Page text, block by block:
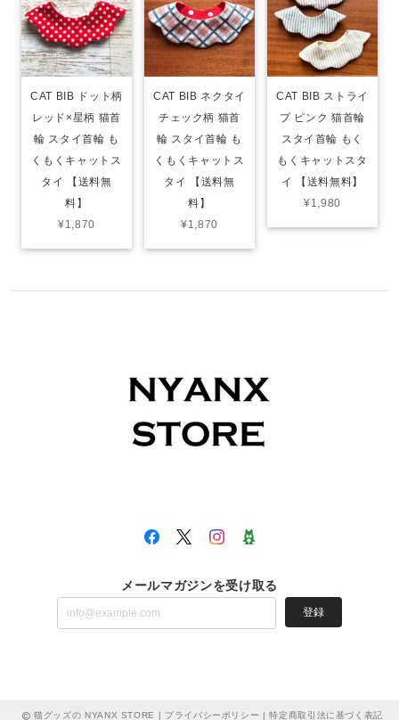
CAT BIB ドット柄
レッド×星柄 猫首
輪 スタイ首輪 も
くもくキャットス
タイ 【送料無
料】
¥1,870
CAT BIB ネクタイ
チェック柄 猫首
輪 スタイ首輪 も
くもくキャットス
タイ 【送料無
料】
¥1,870
CAT BIB ストライ
プ ピンク 猫首輪
スタイ首輪 もく
もくキャットスタ
イ 【送料無料】
¥1,980
メールマガジンを受け取る
登録
猫グッズの NYANX STORE | プライバシーポリシー |特定商取引法に基づく表記